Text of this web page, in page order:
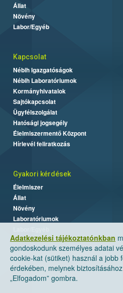
Adatkezelési tájékoztatónkban
gondoskodunk személyes adatai
cookie-kat (sütiket) használ a jobb
érdekében, melynek
„Elfogadom” gombra.
Állat
Növény
Labor/Egyéb
Kapcsolat
Nébih Igazgatóságok
Nébih Laboratóriumok
Kormányhivatalok
Sajtókapcsolat
Ügyfélszolgálat
Hatósági jogsegély
Élelmiszermentő Központ
Hírlevél feliratkozás
Gyakori kérdések
Élelmiszer
Állat
Növény
Laboratóriumok